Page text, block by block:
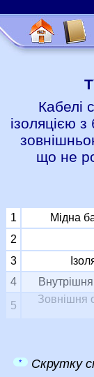
Кабелі
ізоляцією з
що не
1
Мідна
2
3
4
Внутрішня
5
Зовнішня
* Скрутку